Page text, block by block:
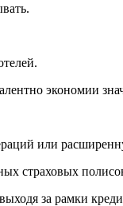
экономии
или
страховых
за рамки